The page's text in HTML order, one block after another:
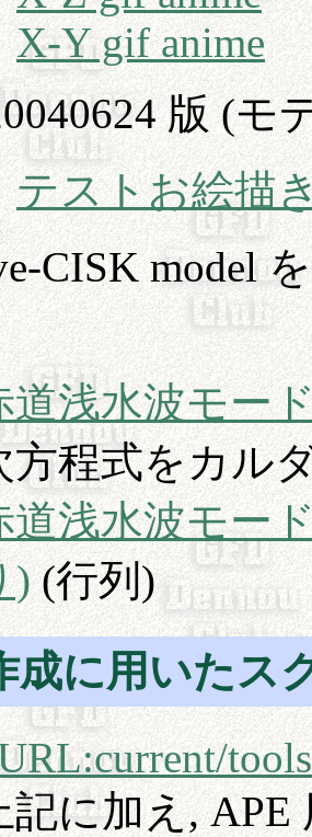
X-Y gif anime
版 (モ
テストお絵描
CISK model
道浅水波モー
方程式をカル
道浅水波モー
)(行列)
成に用いたス
記に加え,